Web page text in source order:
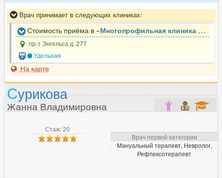
Врач принимает в следующих клиниках:
Стоимость приёма в «Многопрофильная клиника Медицина Северо - Запад
пр-т Энгельса д. 27Т
Удельная
На карте
Стаж: 20
Врач первой категории
Мануальный терапевт, Невролог,
Рефлексотерапевт
Сурикова
Жанна Владимировна